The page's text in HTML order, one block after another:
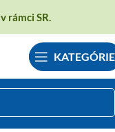
rámci SR.
KATEGÓRIE